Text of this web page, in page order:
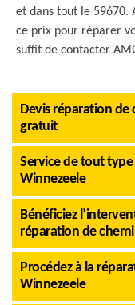
et dans tout le 59670.
ce prix pour réparer
suffit de contacter
Devis réparation de
gratuit
Service de tout
Winnezeele
Bénéficiez
réparation de
Procédez à la
Winnezeele